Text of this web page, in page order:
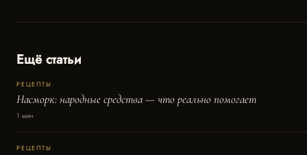
Ещё статьи
РЕЦЕПТЫ
Насморк: народные средства — что реально помогает
1 мин
РЕЦЕПТЫ